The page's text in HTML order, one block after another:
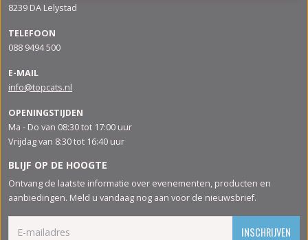
8239 DA Lelystad
TELEFOON
088 9494 500
E-MAIL
info@topcats.nl
OPENINGSTIJDEN
Ma - Do van 08:30 tot 17:00 uur
Vrijdag van 8:30 tot 16:40 uur
BLIJF OP DE HOOGTE
Ontvang de laatste informatie over evenementen, producten en
aanbiedingen. Meld u vandaag nog aan voor de nieuwsbrief.
INSCHRIJVEN